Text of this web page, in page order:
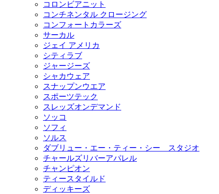
コロンビアニット
コンチネンタル クロージング
コンフォートカラーズ
サーカル
ジェイ アメリカ
シティラブ
ジャージーズ
シャカウェア
スナップンウエア
スポーツテック
スレッズオンデマンド
ソッコ
ソフィ
ソルス
ダブリュー・エー・ティー・シー スタジオ
チャールズリバーアパレル
チャンピオン
ティースタイルド
ディッキーズ